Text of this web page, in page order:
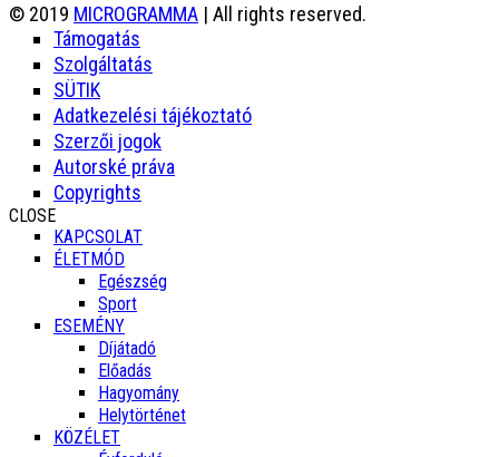
© 2019 MICROGRAMMA | All rights reserved.
Támogatás
Szolgáltatás
SÜTIK
Adatkezelési tájékoztató
Szerzői jogok
Autorské práva
Copyrights
CLOSE
KAPCSOLAT
ÉLETMÓD
Egészség
Sport
ESEMÉNY
Díjátadó
Előadás
Hagyomány
Helytörténet
KÖZÉLET